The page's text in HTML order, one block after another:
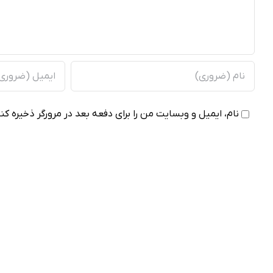
نام، ایمیل و وبسایت من را برای دفعه بعد در مرورگر ذخیره